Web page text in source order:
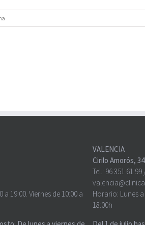
19:00. Viernes de 10:00 a
VALENCIA
Cirilo Amorós,
Tel.: 96 351 61 99
Horario: Lunes
18:00h